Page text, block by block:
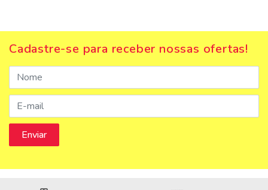
Cadastre-se para receber nossas ofertas!